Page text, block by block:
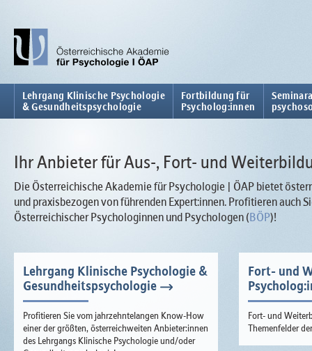
Lehrgang Klinische Psychologie
& Gesundheitspsychologie
Fortbildung für
Psycholog:innen
Ihr Anbieter für Aus-, Fort- und
Die Österreichische Akademie für Psychologie | ÖAP bietet
und praxisbezogen von führenden Expert:innen. Profitieren auch
Österreichischer Psychologinnen und Psychologen (BÖP)!
Lehrgang Klinische Psychologie &
Gesundheitspsychologie
Profitieren Sie vom jahrzehntelangen Know-How
einer der größten, österreichweiten Anbieter:innen
des Lehrgangs Klinische Psychologie und/oder
Fort- und
Fort- und
Themenfelder